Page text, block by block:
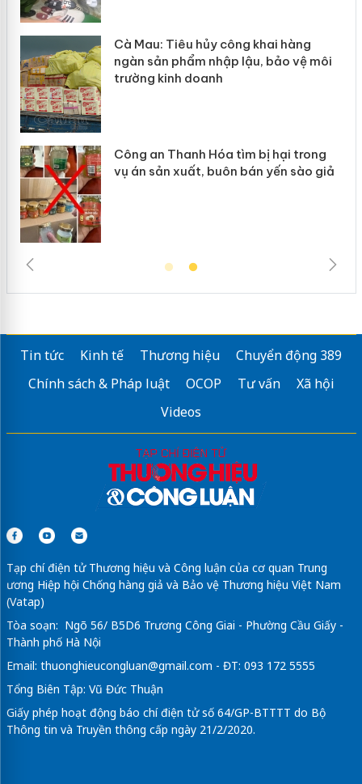
Cà Mau: Tiêu hủy công khai hàng
ngàn sản phẩm nhập lậu, bảo vệ môi
trường kinh doanh
Công an Thanh Hóa tìm bị hại trong
vụ án sản xuất, buôn bán yến sào giả
Tin tức Kinh tế Thương hiệu
Chuyển động 389
Chính sách & Pháp luật
OCOP Tư vấn
Xã hội
Videos
Tạp chí điện tử Thương hiệu và Công luận của cơ quan Trung
ương Hiệp hội Chống hàng giả và Bảo vệ Thương hiệu Việt Nam
(Vatap)
Tòa soạn: Ngõ 56/ B5D6 Trương Công Giai - Phường Cầu Giấy -
Thành phố Hà Nội
Email: thuonghieucongluan@gmail.com - ĐT: 093 172 5555
Tổng Biên Tập: Vũ Đức Thuận
Giấy phép hoạt động báo chí điện tử số 64/GP-BTTTT do Bộ
Thông tin và Truyền thông cấp ngày 21/2/2020.